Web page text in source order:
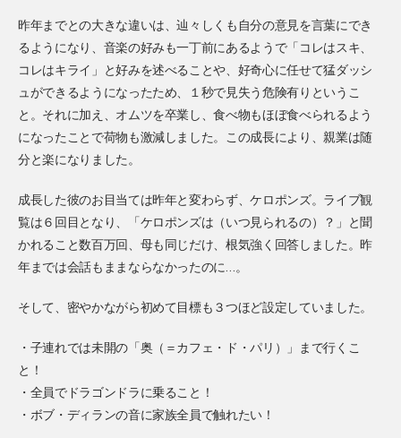
昨年までとの大きな違いは、辿々しくも自分の意見を言葉にでき
るようになり、音楽の好みも一丁前にあるようで「コレはスキ、
コレはキライ」と好みを述べることや、好奇心に任せて猛ダッシ
ュができるようになったため、１秒で見失う危険有りというこ
と。それに加え、オムツを卒業し、食べ物もほぼ食べられるよう
になったことで荷物も激減しました。この成長により、親業は随
分と楽になりました。
成長した彼のお目当ては昨年と変わらず、ケロポンズ。ライブ観
覧は６回目となり、「ケロポンズは（いつ見られるの）？」と聞
かれること数百万回、母も同じだけ、根気強く回答しました。昨
年までは会話もままならなかったのに…。
そして、密やかながら初めて目標も３つほど設定していました。
・子連れでは未開の「奥（＝カフェ・ド・パリ）」まで行くこ
と！
・全員でドラゴンドラに乗ること！
・ボブ・ディランの音に家族全員で触れたい！